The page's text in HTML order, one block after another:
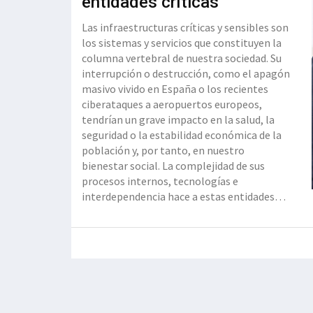
Las infraestructuras críticas y sensibles son
los sistemas y servicios que constituyen la
columna vertebral de nuestra sociedad. Su
interrupción o destrucción, como el apagón
masivo vivido en España o los recientes
ciberataques a aeropuertos europeos,
tendrían un grave impacto en la salud, la
seguridad o la estabilidad económica de la
población y, por tanto, en nuestro
bienestar social. La complejidad de sus
procesos internos, tecnologías e
interdependencia hace a estas entidades
digitales y físicas, pero también, y de